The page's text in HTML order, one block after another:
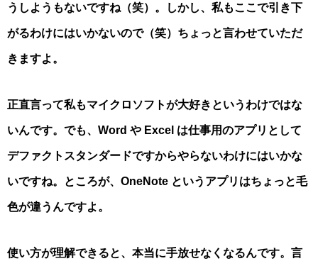
うしようもないですね（笑）。しかし、私もここで引き下
がるわけにはいかないので（笑）ちょっと言わせていただ
きますよ。
正直言って私もマイクロソフトが大好きというわけではな
いんです。でも、Word や Excel は仕事用のアプリとして
デファクトスタンダードですからやらないわけにはいかな
いですね。ところが、OneNote というアプリはちょっと毛
色が違うんですよ。
使い方が理解できると、本当に手放せなくなるんです。言